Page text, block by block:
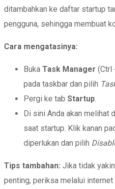
ditambahkan ke daftar startup
pengguna, sehingga membuat
Cara mengatasinya:
Buka Task Manager (Ctrl
pada taskbar dan pilih
Pergi ke tab Startup.
Di sini Anda akan melihat
saat startup. Klik kanan
diperlukan dan pilih
Tips tambahan: Jika tidak
penting, periksa melalui